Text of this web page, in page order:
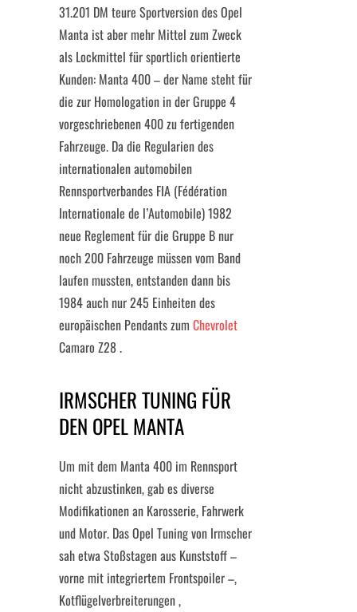
31.201 DM teure Sportversion des Opel
Manta ist aber mehr Mittel zum Zweck
als Lockmittel für sportlich orientierte
Kunden: Manta 400 – der Name steht für
die zur Homologation in der Gruppe 4
vorgeschriebenen 400 zu fertigenden
Fahrzeuge. Da die Regularien des
internationalen automobilen
Rennsportverbandes FIA (Fédération
Internationale de l’Automobile) 1982
neue Reglement für die Gruppe B nur
noch 200 Fahrzeuge müssen vom Band
laufen mussten, entstanden dann bis
1984 auch nur 245 Einheiten des
europäischen Pendants zum Chevrolet
Camaro Z28 .
IRMSCHER TUNING FÜR
DEN OPEL MANTA
Um mit dem Manta 400 im Rennsport
nicht abzustinken, gab es diverse
Modifikationen an Karosserie, Fahrwerk
und Motor. Das Opel Tuning von Irmscher
sah etwa Stoßstagen aus Kunststoff –
vorne mit integriertem Frontspoiler –,
Kotflügelverbreiterungen ,